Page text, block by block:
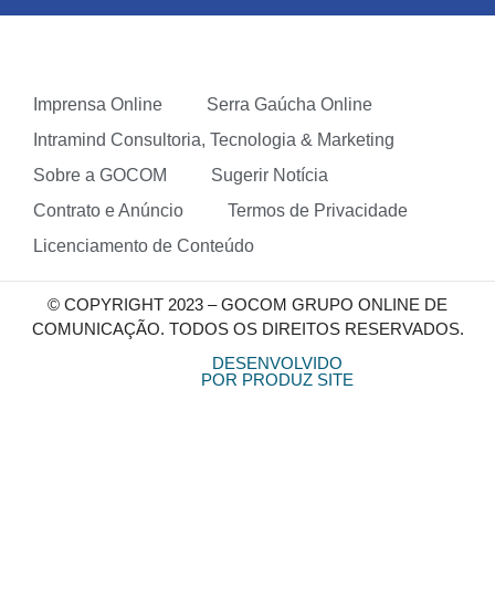
Imprensa Online
Serra Gaúcha Online
Intramind Consultoria, Tecnologia & Marketing
Sobre a GOCOM
Sugerir Notícia
Contrato e Anúncio
Termos de Privacidade
Licenciamento de Conteúdo
© COPYRIGHT 2023 – GOCOM GRUPO ONLINE DE
COMUNICAÇÃO. TODOS OS DIREITOS RESERVADOS.
DESENVOLVIDO
POR PRODUZ SITE